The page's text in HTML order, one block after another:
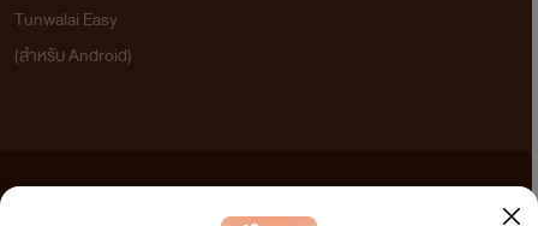
Tunwalai Easy
(สำหรับ Android)